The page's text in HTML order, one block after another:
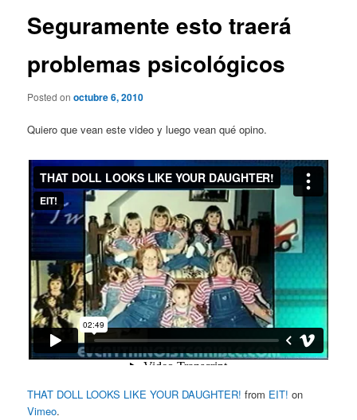
Seguramente esto traerá
problemas psicológicos
Posted onoctubre 6, 2010
Quiero que vean este video y luego vean qué opino.
THAT DOLL LOOKS LIKE YOUR DAUGHTER! from EIT! on
Vimeo.